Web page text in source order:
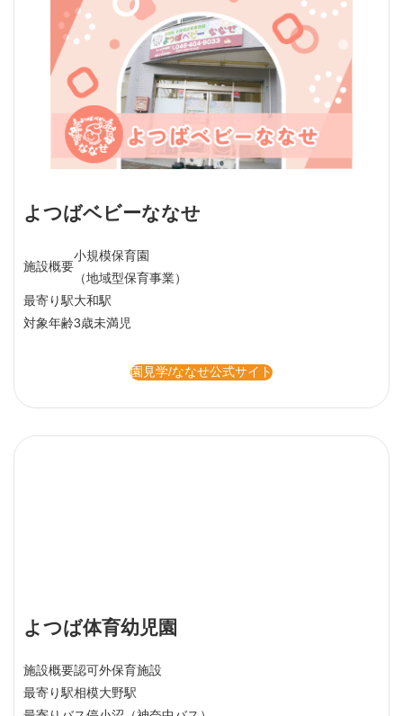
よつばベビーななせ
施設概要
小規模保育園
（地域型保育事業）
最寄り駅大和駅
対象年齢3歳未満児
園見学/ななせ公式サイト
よつば体育幼児園
施設概要認可外保育施設
最寄り駅相模大野駅